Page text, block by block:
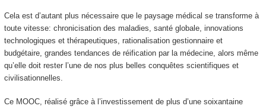
Cela est d’autant plus nécessaire que le paysage médical se transforme à
toute vitesse: chronicisation des maladies, santé globale, innovations
technologiques et thérapeutiques, rationalisation gestionnaire et
budgétaire, grandes tendances de réification par la médecine, alors même
qu’elle doit rester l’une de nos plus belles conquêtes scientifiques et
civilisationnelles.
Ce MOOC, réalisé grâce à l’investissement de plus d’une soixantaine